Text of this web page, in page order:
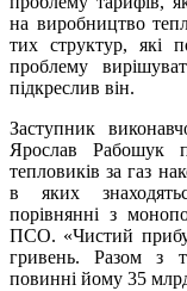
на виробництво
тих структур, які
проблему
підкреслив він.
Заступник
Ярослав Рабошук
тепловиків за газ
в яких
порівнянні з
ПСО. «Чистий
гривень. Разом з
повинні йому 35